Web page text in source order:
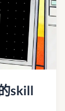
skill